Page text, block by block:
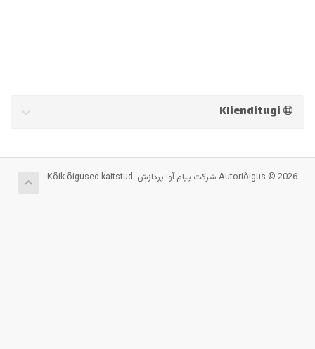
Autoriõigus © 2026 شرکت پیام آوا پردازش. Kõik õigused kaitstud.